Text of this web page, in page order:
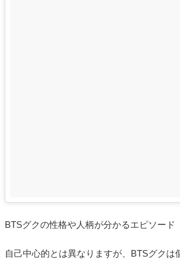
BTSグクの性格や人柄が分かるエピソード
自己中心的とは異なりますが、BTSグクは